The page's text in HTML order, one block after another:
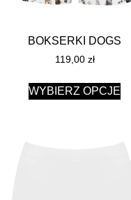
BOKSERKI DOGS
119,00 zł
WYBIERZ OPCJE